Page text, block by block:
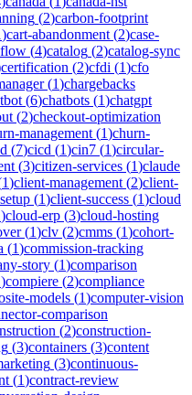
(2)carbon-footprint
)cart-abandonment (2)case-
(4)catalog (2)catalog-sync
certification (2)cfdi (1)cfo
(1)chargebacks
(6)chatbots (1)chatgpt
(2)checkout-optimization
management (1)churn-
(7)cicd (1)cin7 (1)circular-
(3)citizen-services (1)claude
1)client-management (2)client-
(1)client-success (1)cloud
)cloud-erp (3)cloud-hosting
(1)clv (2)cmms (1)cohort-
(1)commission-tracking
story (1)comparison
)compiere (2)compliance
models (1)computer-vision
comparison
(2)construction-
(3)containers (3)content
(3)continuous-
(1)contract-review